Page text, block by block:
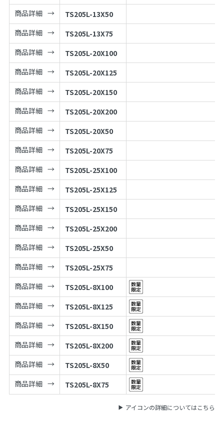
商品詳細
TS205L-13X50
商品詳細
TS205L-13X75
商品詳細
TS205L-20X100
商品詳細
TS205L-20X125
商品詳細
TS205L-20X150
商品詳細
TS205L-20X200
商品詳細
TS205L-20X50
商品詳細
TS205L-20X75
商品詳細
TS205L-25X100
商品詳細
TS205L-25X125
商品詳細
TS205L-25X150
商品詳細
TS205L-25X200
商品詳細
TS205L-25X50
商品詳細
TS205L-25X75
商品詳細
TS205L-8X100
商品詳細
TS205L-8X125
商品詳細
TS205L-8X150
商品詳細
TS205L-8X200
商品詳細
TS205L-8X50
商品詳細
TS205L-8X75
アイコンの詳細についてはこちら